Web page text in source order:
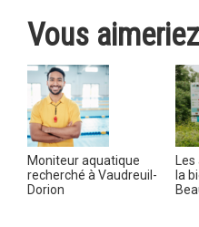
Vous
Moniteur aquatique
recherché à Vaudreuil-
Dorion
Les
la